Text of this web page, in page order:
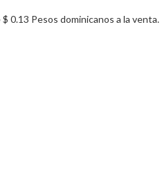
0.13 Pesos dominicanos a la venta.